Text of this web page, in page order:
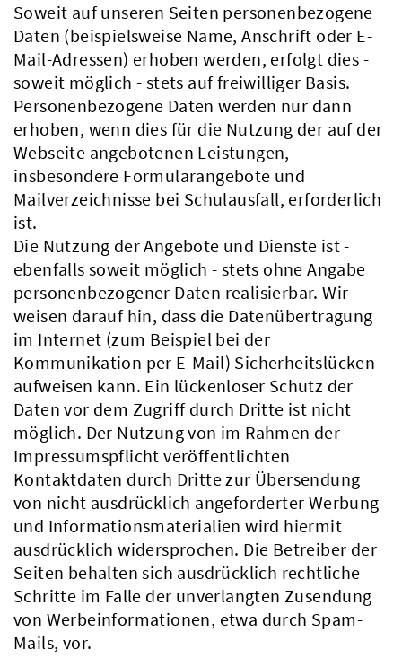
Soweit auf unseren Seiten personenbezogene
Daten (beispielsweise Name, Anschrift oder E-
Mail-Adressen) erhoben werden, erfolgt dies -
soweit möglich - stets auf freiwilliger Basis.
Personenbezogene Daten werden nur dann
erhoben, wenn dies für die Nutzung der auf der
Webseite angebotenen Leistungen,
insbesondere Formularangebote und
Mailverzeichnisse bei Schulausfall, erforderlich
ist.
Die Nutzung der Angebote und Dienste ist -
ebenfalls soweit möglich - stets ohne Angabe
personenbezogener Daten realisierbar. Wir
weisen darauf hin, dass die Datenübertragung
im Internet (zum Beispiel bei der
Kommunikation per E-Mail) Sicherheitslücken
aufweisen kann. Ein lückenloser Schutz der
Daten vor dem Zugriff durch Dritte ist nicht
möglich. Der Nutzung von im Rahmen der
Impressumspflicht veröffentlichten
Kontaktdaten durch Dritte zur Übersendung
von nicht ausdrücklich angeforderter Werbung
und Informationsmaterialien wird hiermit
ausdrücklich widersprochen. Die Betreiber der
Seiten behalten sich ausdrücklich rechtliche
Schritte im Falle der unverlangten Zusendung
von Werbeinformationen, etwa durch Spam-
Mails, vor.